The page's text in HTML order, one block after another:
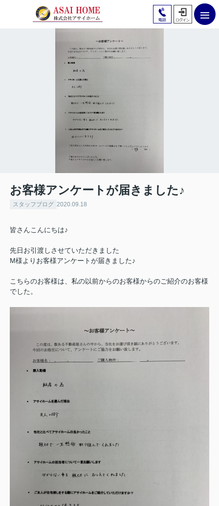
お客様アンケートが届きました♪
スタッフブログ 2020.09.18
皆さんこんにちは♪
先日お引渡しさせていただきました
M様よりお客様アンケートが届きました♪
こちらのお客様は、私の以前からのお客様からのご紹介のお客様
でした。